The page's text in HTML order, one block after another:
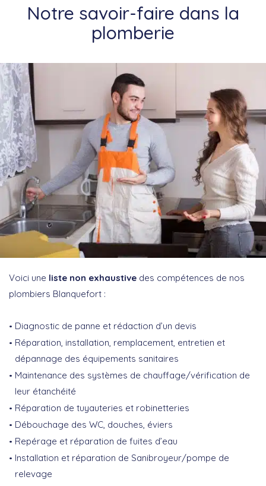
Notre savoir-faire dans la
plomberie
Voici une liste non exhaustive des compétences de nos
plombiers Blanquefort :
Diagnostic de panne et rédaction d’un devis
Réparation, installation, remplacement, entretien et
dépannage des équipements sanitaires
Maintenance des systèmes de chauffage/vérification de
leur étanchéité
Réparation de tuyauteries et robinetteries
Débouchage des WC, douches, éviers
Repérage et réparation de fuites d’eau
Installation et réparation de Sanibroyeur/pompe de
relevage